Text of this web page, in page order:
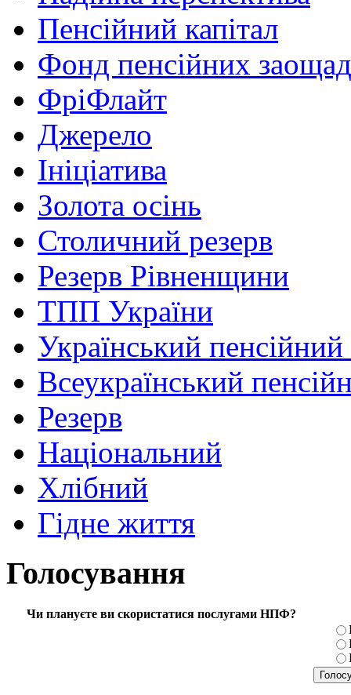
Пенсійний капітал
Фонд пенсійних
ФріФлайт
Джерело
Ініціатива
Золота осінь
Столичний резерв
Резерв Рівненщини
ТПП України
Український
Всеукраїнський
Резерв
Національний
Хлібний
Гідне життя
Голосування
Чи плануєте ви скористатися послугами НПФ?